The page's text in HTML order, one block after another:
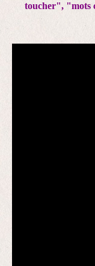
toucher", "mots